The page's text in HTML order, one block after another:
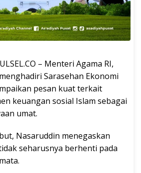
– Menteri Agama RI,
Sarasehan Ekonomi
pesan kuat terkait
keuangan sosial Islam sebagai
umat.
Nasaruddin menegaskan
seharusnya berhenti pada